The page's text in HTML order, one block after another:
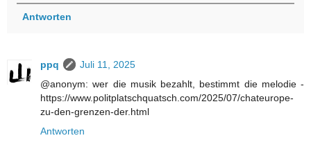
Antworten
ppq
Juli 11, 2025
@anonym: wer die musik bezahlt, bestimmt die melodie -
https://www.politplatschquatsch.com/2025/07/chateurope-
zu-den-grenzen-der.html
Antworten